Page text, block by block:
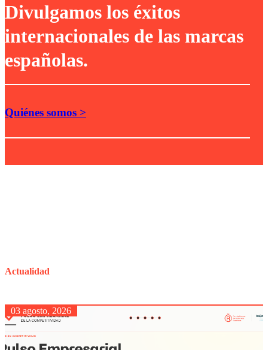
Divulgamos los éxitos
internacionales de las marcas
españolas.
Quiénes somos >
Actualidad
03 agosto, 2026